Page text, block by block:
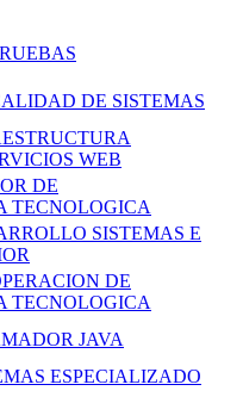
DE SISTEMAS
WEB
DE
TECNOLOGICA
SISTEMAS E
DE
TECNOLOGICA
JAVA
ESPECIALIZADO